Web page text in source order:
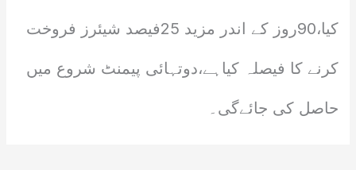
کیا،90روز کے اندر مزید 25فیصد شیئرز فروخت
کرنے کا فیصلہ کیاہے،دوتہائی پیمنٹ شروع میں
حاصل کی جائےگی۔